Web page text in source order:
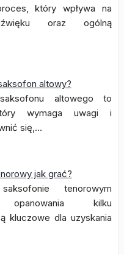
który wpływa na
oraz ogólną
altowy?
saksofonu altowego to
wymaga uwagi i
się,…
jak grać?
tenorowym
opanowania kilku
kluczowe dla uzyskania